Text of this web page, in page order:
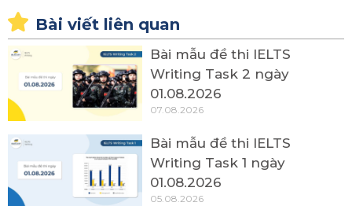
Bài viết liên quan
Bài mẫu đề thi IELTS
Writing Task 2 ngày
01.08.2026
07.08.2026
Bài mẫu đề thi IELTS
Writing Task 1 ngày
01.08.2026
05.08.2026